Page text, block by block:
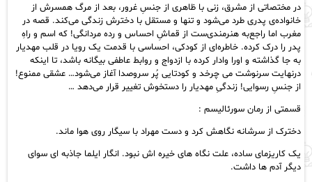
در مختصاتی از مشرق، زنی با ظاهری از جنسِ غرور، بعد از مرگ همسرش از
خانواده‌ی پدری طرد می‌شود و تنها و مستقل با دخترش زندگی می‌کند. قصه در
مغرب اما راجع‌به هنرمندی‌ست از قماشِ احساس و رده‌ مردانگی! که اسم و راهِ
پدر را درک کرده. خاطره‌ای از کودکی، احساسی با قدمت یک رویا در قلب مهدیار
به جا گذاشته و اورا وادار کرده با ازدواج‌ و روابط عاطفی بیگانه باشد، تا اینکه
درنهایت سرنوشت می‌ چرخد و کودتایی پُر سروصدا آغاز می‌شود… عشقی ممنوع!
از جنسِ رسوایی! زندگیِ مهدیار را دستخوش تغییر قرار می‌دهد …
قسمتی از رمان سورئالیسم :
دخترک از سرشانه نگاهش کرد و دست مهراد با سیگار روی هوا ماند.
یک کاریزمای ساده، علت نگاه های خیره اش نبود. انگار ایلما جاذبه ای سوای
دیگر آدم ها داشت.